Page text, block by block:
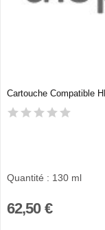
Cartouche Compatible
Quantité : 130 ml
62,50 €